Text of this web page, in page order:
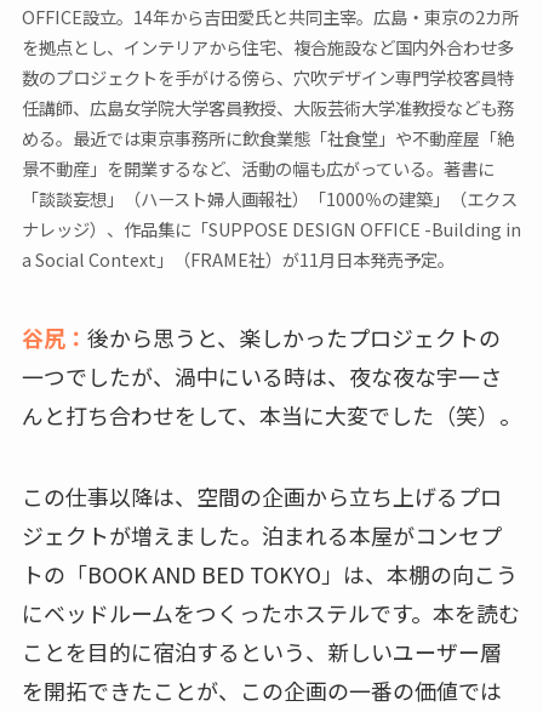
OFFICE設立。14年から吉田愛氏と共同主宰。広島・東京の2カ所
を拠点とし、インテリアから住宅、複合施設など国内外合わせ多
数のプロジェクトを手がける傍ら、穴吹デザイン専門学校客員特
任講師、広島女学院大学客員教授、大阪芸術大学准教授なども務
める。最近では東京事務所に飲食業態「社食堂」や不動産屋「絶
景不動産」を開業するなど、活動の幅も広がっている。著書に
「談談妄想」（ハースト婦人画報社）「1000％の建築」（エクス
ナレッジ）、作品集に「SUPPOSE DESIGN OFFICE -Building in
a Social Context」（FRAME社）が11月日本発売予定。
谷尻： 後から思うと、楽しかったプロジェクトの
一つでしたが、渦中にいる時は、夜な夜な宇一さ
んと打ち合わせをして、本当に大変でした（笑）。
この仕事以降は、空間の企画から立ち上げるプロ
ジェクトが増えました。泊まれる本屋がコンセプ
トの「BOOK AND BED TOKYO」は、本棚の向こう
にベッドルームをつくったホステルです。本を読む
ことを目的に宿泊するという、新しいユーザー層
を開拓できたことが、この企画の一番の価値では